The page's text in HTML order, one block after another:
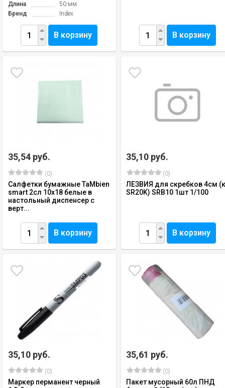
Длина
50 мм
Бренд
Index
В корзину В корзину
35,54 руб.
(0)
Салфетки бумажные TaMbien
smart 2сл 10х18 белые в
настольный диспенсер с
верт...
В корзину
35,10 руб.
(0)
ЛЕЗВИЯ для скребков 4см
SR20K) SRB10 1шт 1/100
В корзину
35,10 руб.
(0)
Маркер перманент черный
35,61 руб.
(0)
Пакет мусорный 60л ПНД